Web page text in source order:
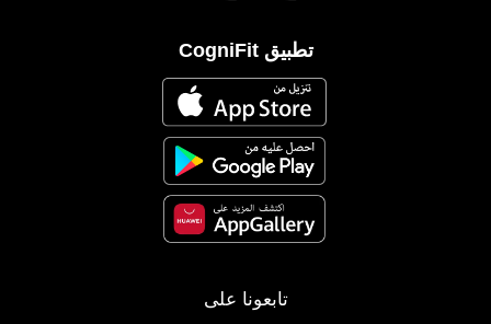
تطبيق CogniFit
تابعونا على